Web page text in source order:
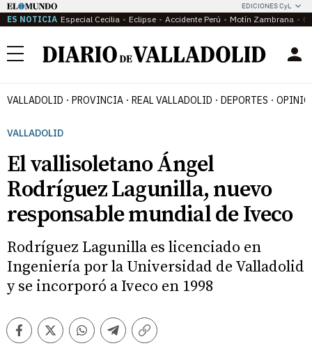
EDICIONES CyL
ES NOTICIA Especial Cecilia Eclipse Accidente Perú Motín Zambrana
Menú
VALLADOLID PROVINCIA REAL VALLADOLID DEPORTES
VALLADOLID
El vallisoletano Ángel
Rodríguez Lagunilla, nuevo
responsable mundial de Iveco
Rodríguez Lagunilla es licenciado en
Ingeniería por la Universidad de Valladolid
y se incorporó a Iveco en 1998
FacebookTwitterWhatsappTelegramCopiar